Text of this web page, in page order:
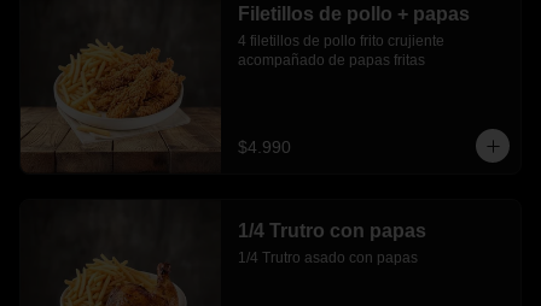
Filetillos de pollo + papas
4 filetillos de pollo frito crujiente
acompañado de papas fritas
$4.990
1/4 Trutro con papas
1/4 Trutro asado con papas